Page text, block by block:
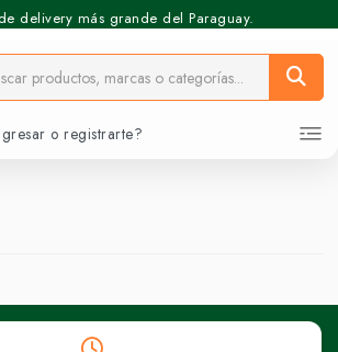
delivery más grande del Paraguay.
o registrarte?